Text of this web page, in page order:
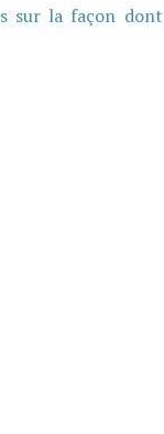
sur la façon